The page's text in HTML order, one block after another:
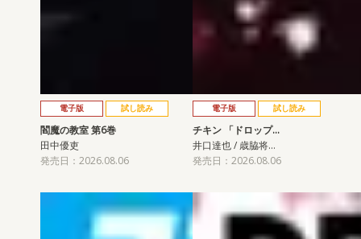
電子版 試し読み
閻魔の教室 第6巻
田中優吏
発売日：2026.08.06
電子版 試し読み
チキン 「ドロップ…
井口達也 / 歳脇将…
発売日：2026.08.06